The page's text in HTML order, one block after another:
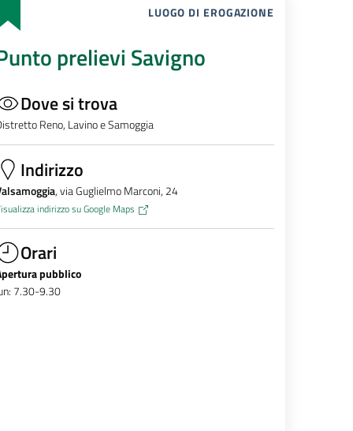
LUOGO DI EROGAZIONE
prelievi Savigno
Dove si trova
Reno, Lavino e Samoggia
Indirizzo
, via Guglielmo Marconi, 24
indirizzo su Google Maps
Orari
pubblico
7.30-9.30